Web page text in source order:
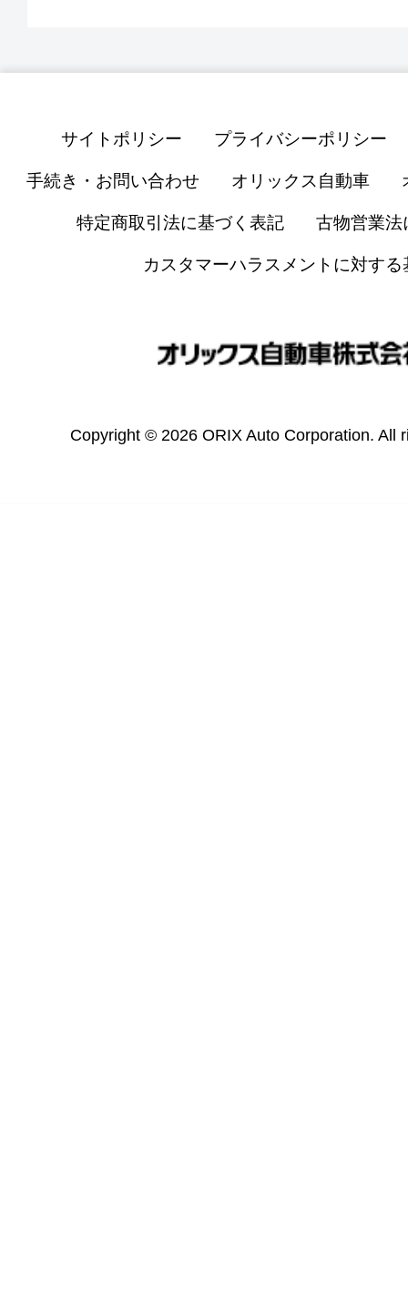
サイトポリシー プライバシーポリシー
手続き・お問い合わせ オリックス自動車
特定商取引法に基づく表記 古物営業法
カスタマーハラスメントに対する
Copyright © 2026 ORIX Auto Corporation. All